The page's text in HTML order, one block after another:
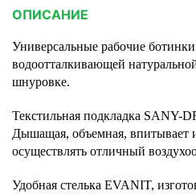
ОПИСАНИЕ
Универсальные рабочие
водоотталкивающей
шнуровке.
Текстильная подкладка SANY-
Дышащая, объемная, впитывает
осуществлять отличный
Удобная стелька EVANIT,